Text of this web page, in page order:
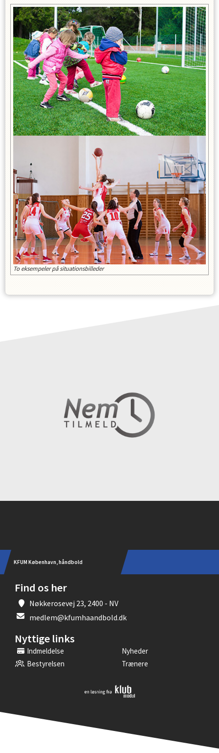
To eksempeler på situationsbilleder
KFUM København, håndbold
Find os her
Nøkkerosevej 23, 2400 - NV
medlem@kfumhaandbold.dk
Nyttige links
Indmeldelse
Nyheder
Bestyrelsen
Trænere